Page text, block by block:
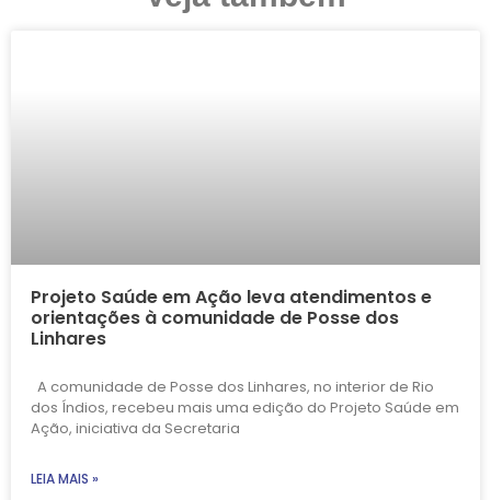
Projeto Saúde em Ação leva atendimentos e
orientações à comunidade de Posse dos
Linhares
A comunidade de Posse dos Linhares, no interior de Rio
dos Índios, recebeu mais uma edição do Projeto Saúde em
Ação, iniciativa da Secretaria
LEIA MAIS »